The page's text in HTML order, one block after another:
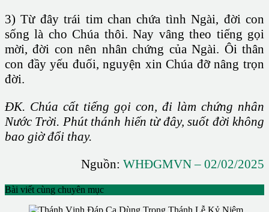
3) Từ đây trái tim chan chứa tình Ngài, đời con
sống là cho Chúa thôi. Nay vâng theo tiếng gọi
mời, đời con nên nhân chứng của Ngài. Ôi thân
con đầy yếu đuối, nguyện xin Chúa đỡ nâng trọn
đời.
ĐK. Chúa cất tiếng gọi con, đi làm chứng nhân
Nước Trời. Phút thánh hiến từ đây, suốt đời không
bao giờ đổi thay.
Nguồn: WHĐGMVN – 02/02/2025
Bài viết cùng chuyên mục